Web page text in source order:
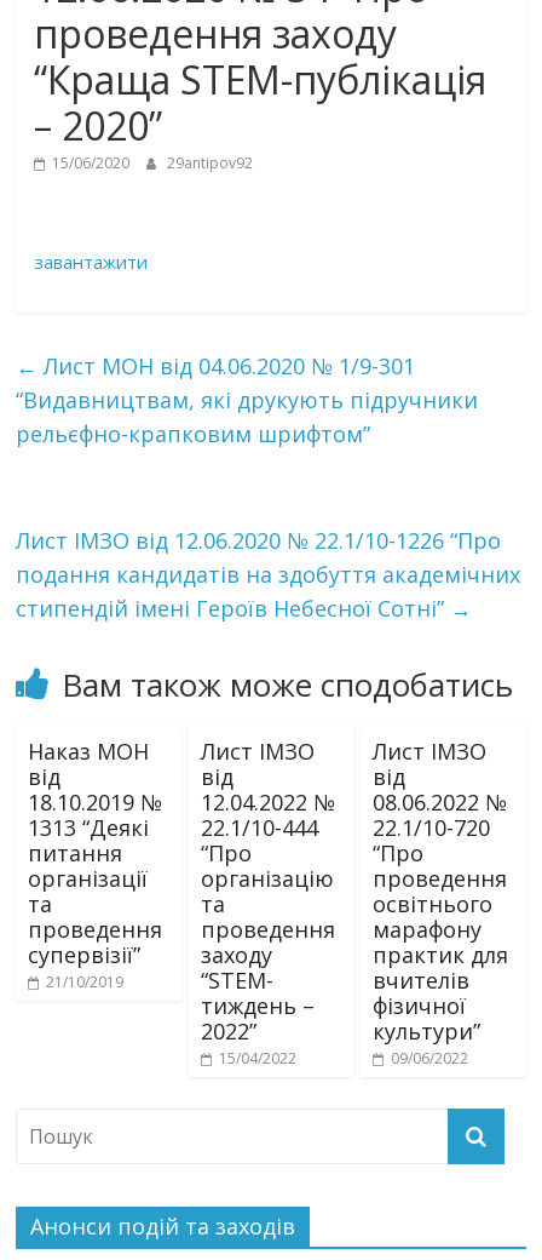
проведення заходу
“Краща STEM-публікація
– 2020”
15/06/2020 29antipov92
завантажити
← Лист МОН від 04.06.2020 № 1/9-301
“Видавництвам, які друкують підручники
рельєфно-крапковим шрифтом”
Лист ІМЗО від 12.06.2020 № 22.1/10-1226 “Про
подання кандидатів на здобуття академічних
стипендій імені Героїв Небесної Сотні” →
Вам також може сподобатись
Наказ МОН
від
18.10.2019 №
1313 “Деякі
питання
організації
та
проведення
супервізії”
21/10/2019
Лист ІМЗО
від
12.04.2022 №
22.1/10-444
“Про
організацію
та
проведення
заходу
“STEM-
тиждень –
2022”
15/04/2022
Лист ІМЗО
від
08.06.2022 №
22.1/10-720
“Про
проведення
освітнього
марафону
практик для
вчителів
фізичної
культури”
09/06/2022
Анонси подій та заходів